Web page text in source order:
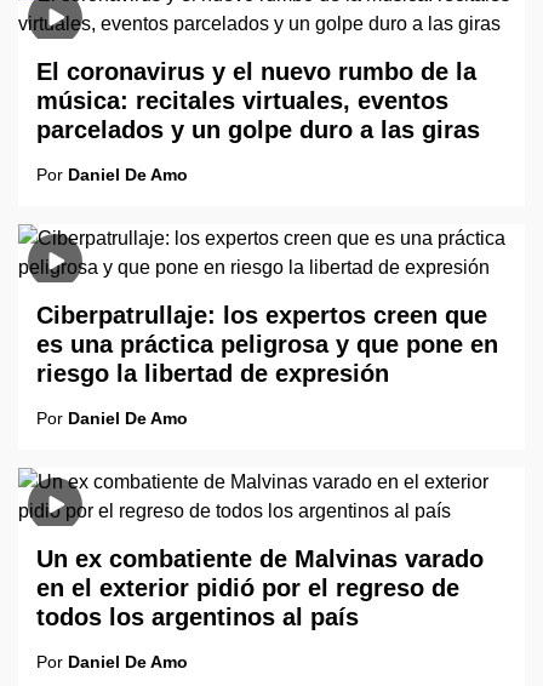
El coronavirus y el nuevo rumbo de la
música: recitales virtuales, eventos
parcelados y un golpe duro a las giras
Por Daniel De Amo
Ciberpatrullaje: los expertos creen que
es una práctica peligrosa y que pone en
riesgo la libertad de expresión
Por Daniel De Amo
Un ex combatiente de Malvinas varado
en el exterior pidió por el regreso de
todos los argentinos al país
Por Daniel De Amo